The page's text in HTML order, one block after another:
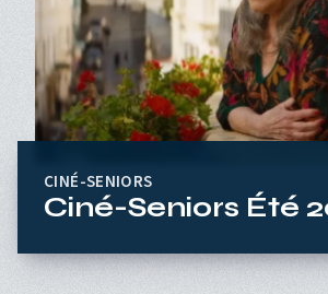
CINÉ-SENIORS
Ciné-Seniors Été